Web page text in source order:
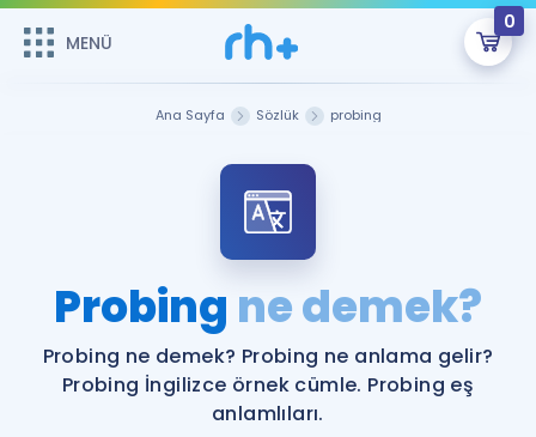
MENÜ
0
Şifremi Hatırlamıyorum
ÜYE DEĞİLİM
Sepetin Şu An Boş.
Remzi Hoca ile seni sınava hazırlayacak onlarca eğitim seni
bekliyor!
MENÜ
Katılımcı Görüşleri
Faydalı Araçlar
Ana Sayfa Sözlük probing
Probing ne demek?
Probing ne demek? Probing ne anlama gelir?
Probing İngilizce örnek cümle. Probing eş
anlamlıları.